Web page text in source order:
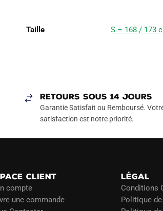
Taille S – 168 / 173
RETOURS SOUS 14 JOURS
Garantie Satisfait ou Remboursé.
satisfaction est notre priorité.
CLIENT
compte
une commande
LÉGAL
Conditions
Politique